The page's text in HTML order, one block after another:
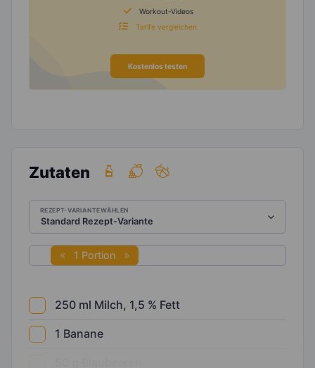
Workout-Videos
Tarife vergleichen
Kostenlos testen
Zutaten
REZEPT-VARIANTE WÄHLEN
1 Portion
250 ml Milch, 1,5 % Fett
1 Banane